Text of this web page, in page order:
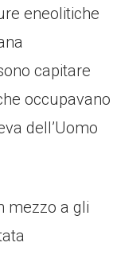
eneolitiche
capitare
occupavano
dell’Uomo
mezzo a gli